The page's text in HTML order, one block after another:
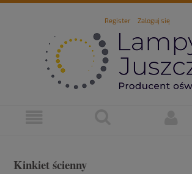
Register Zaloguj się
Kinkiet ścienny